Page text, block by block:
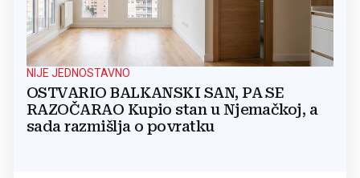
NIJE JEDNOSTAVNO
OSTVARIO BALKANSKI SAN, PA SE
RAZOČARAO Kupio stan u Njemačkoj, a
sada razmišlja o povratku